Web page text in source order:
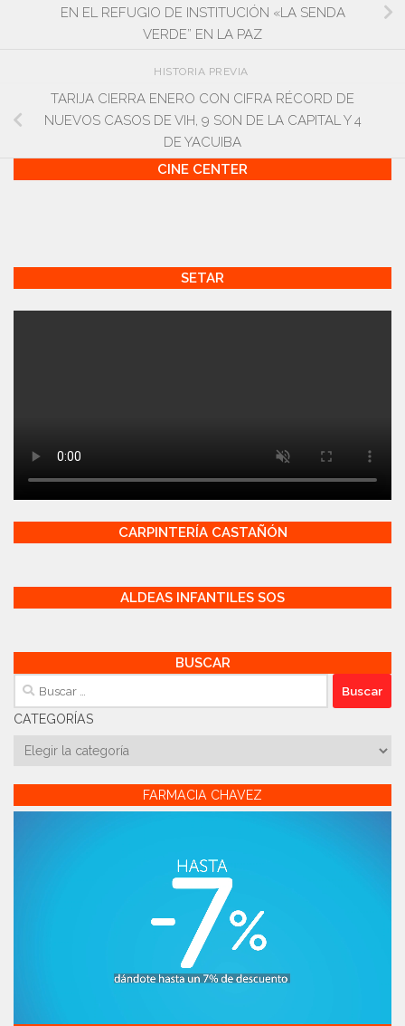
EN EL REFUGIO DE INSTITUCIÓN «LA SENDA
VERDE” EN LA PAZ
HISTORIA PREVIA
TARIJA CIERRA ENERO CON CIFRA RÉCORD DE
NUEVOS CASOS DE VIH, 9 SON DE LA CAPITAL Y 4
DE YACUIBA
CINE CENTER
SETAR
CARPINTERÍA CASTAÑÓN
ALDEAS INFANTILES SOS
BUSCAR
Buscar:
CATEGORÍAS
Categorías
FARMACIA CHAVEZ